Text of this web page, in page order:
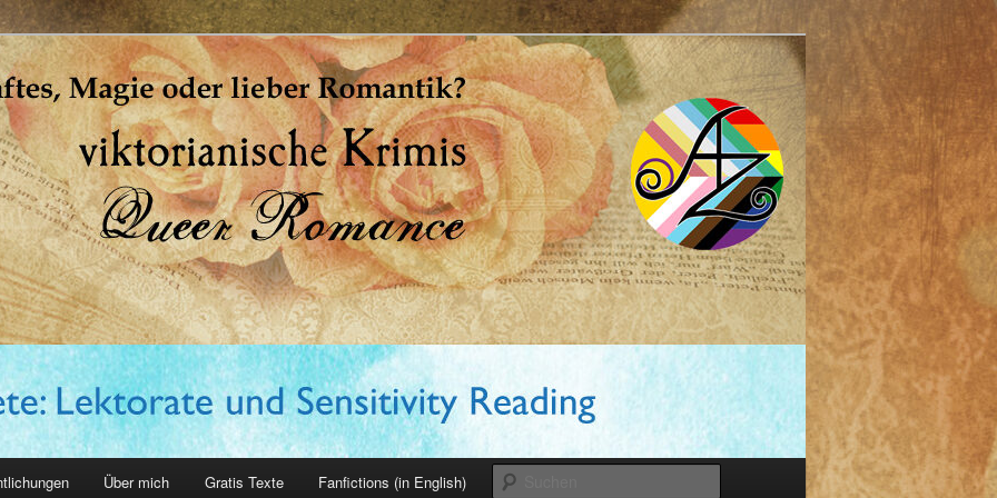
Über mich Gratis Texte Fanfictions (in English)